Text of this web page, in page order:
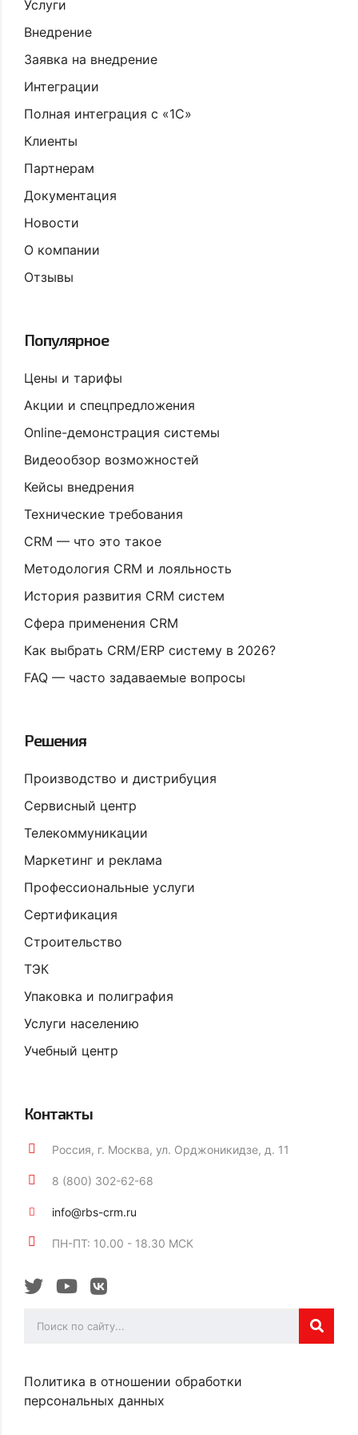
Услуги
Внедрение
Заявка на внедрение
Интеграции
Полная интеграция с «1С»
Клиенты
Партнерам
Документация
Новости
О компании
Отзывы
Популярное
Цены и тарифы
Акции и спецпредложения
Online-демонстрация системы
Видеообзор возможностей
Кейсы внедрения
Технические требования
CRM — что это такое
Методология CRM и лояльность
История развития CRM систем
Сфера применения CRM
Как выбрать CRM/ERP систему в 2026?
FAQ — часто задаваемые вопросы
Решения
Производство и дистрибуция
Сервисный центр
Телекоммуникации
Маркетинг и реклама
Профессиональные услуги
Сертификация
Строительство
ТЭК
Упаковка и полиграфия
Услуги населению
Учебный центр
Контакты
Россия, г. Москва, ул. Орджоникидзе, д. 11
8 (800) 302-62-68
info@rbs-crm.ru
ПН-ПТ: 10.00 - 18.30 МСК
Политика в отношении обработки
персональных данных